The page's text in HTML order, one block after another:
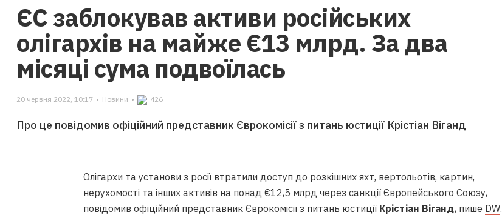
ЄС заблокував активи російських
олігархів на майже €13 млрд. За два
місяці сума подвоїлась
20 червня 2022, 10:17 • Новини • 426
Про це повідомив офіційний представник Єврокомісії з питань юстиції Крістіан Віганд
Олігархи та установи з росії втратили доступ до розкішних яхт, вертольотів, картин,
нерухомості та інших активів на понад €12,5 млрд через санкції Європейського Союзу,
повідомив офіційний представник Єврокомісії з питань юстиції Крістіан Віганд, пише DW.